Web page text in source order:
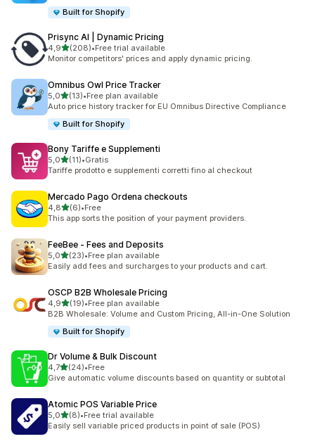
Built for Shopify
Prisync AI | Dynamic Pricing
4,9stelle su 5
(208)
208 recensioni totali
•Free trial available
Monitor competitors' prices and apply dynamic pricing.
Omnibus Owl Price Tracker
5,0stelle su 5
(13)
13 recensioni totali
•Free plan available
Auto price history tracker for EU Omnibus Directive Compliance
Built for Shopify
Bony Tariffe e Supplementi
5,0stelle su 5
(11)
11 recensioni totali
•Gratis
Tariffe prodotto e supplementi corretti fino al checkout
Mercado Pago Ordena checkouts
4,8stelle su 5
(6)
6 recensioni totali
•Free
This app sorts the position of your payment providers.
FeeBee ‑ Fees and Deposits
5,0stelle su 5
(23)
23 recensioni totali
•Free plan available
Easily add fees and surcharges to your products and cart.
OSCP B2B Wholesale Pricing
4,9stelle su 5
(19)
19 recensioni totali
•Free plan available
B2B Wholesale: Volume and Custom Pricing, All-in-One Solution
Built for Shopify
Dr Volume & Bulk Discount
4,7stelle su 5
(24)
24 recensioni totali
•Free
Give automatic volume discounts based on quantity or subtotal
Atomic POS Variable Price
5,0stelle su 5
(8)
8 recensioni totali
•Free trial available
Easily sell variable priced products in point of sale (POS)